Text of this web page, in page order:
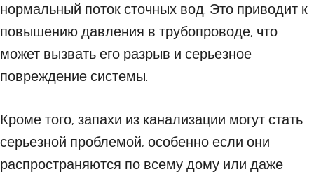
нормальный поток сточных вод. Это приводит к
повышению давления в трубопроводе, что
может вызвать его разрыв и серьезное
повреждение системы.
Кроме того, запахи из канализации могут стать
серьезной проблемой, особенно если они
распространяются по всему дому или даже